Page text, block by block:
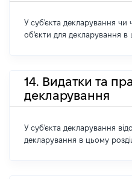
У суб'єкта декларування чи
об'єкти для декларування в
14. Видатки та
декларування
У суб'єкта декларування
декларування в цьому